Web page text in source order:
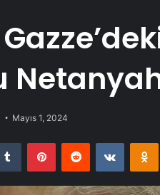
Mayıs 1, 2024
Tumblr PinterestReddit